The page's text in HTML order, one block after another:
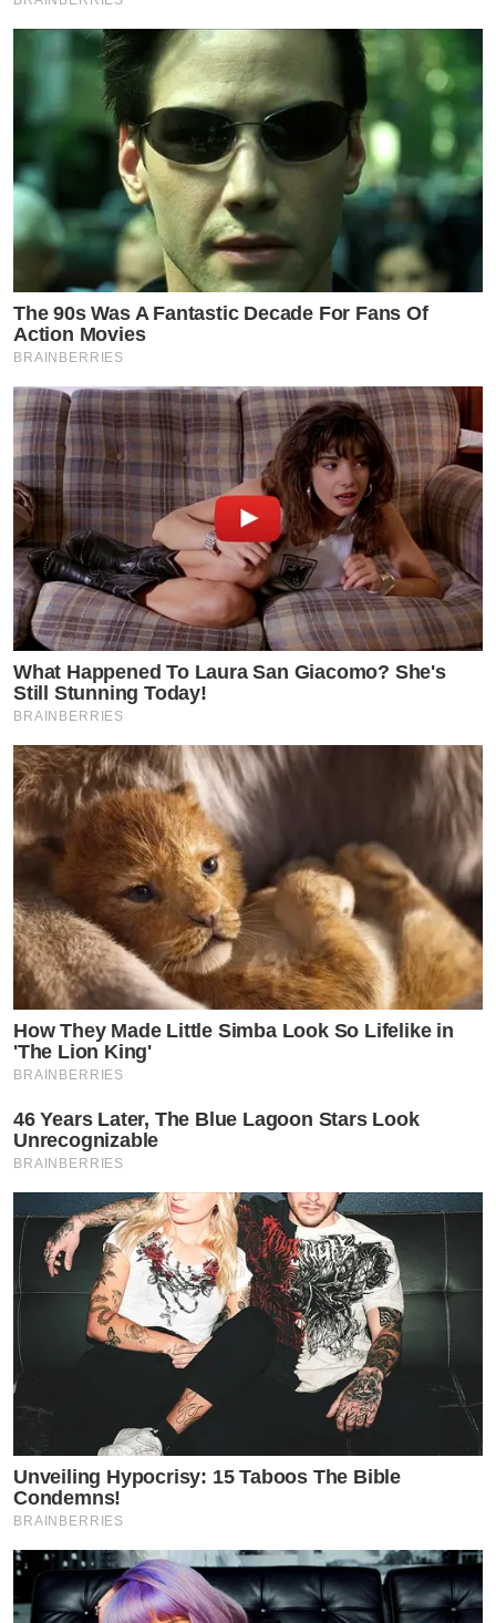
The 90s Was A Fantastic Decade For Fans Of
Action Movies
BRAINBERRIES
What Happened To Laura San Giacomo? She's
Still Stunning Today!
BRAINBERRIES
How They Made Little Simba Look So Lifelike in
'The Lion King'
BRAINBERRIES
46 Years Later, The Blue Lagoon Stars Look
Unrecognizable
BRAINBERRIES
Unveiling Hypocrisy: 15 Taboos The Bible
Condemns!
BRAINBERRIES